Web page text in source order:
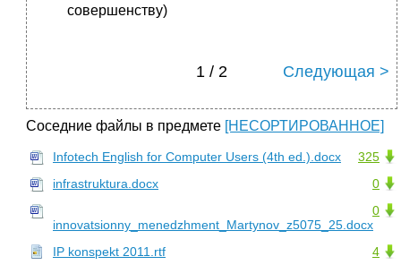
совершенству)
1 / 2 Следующая >
Соседние файлы в предмете [НЕСОРТИРОВАННОЕ]
325
Infotech English for Computer Users (4th ed.).docx
0
infrastruktura.docx
0
innovatsionny_menedzhment_Martynov_z5075_25.docx
4
IP konspekt 2011.rtf